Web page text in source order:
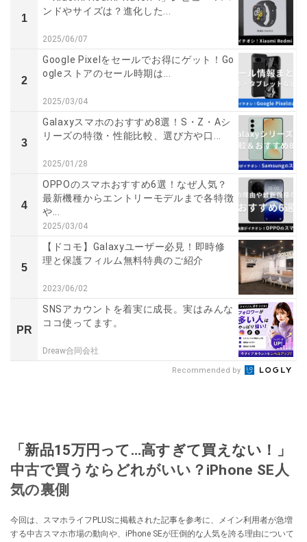
1
ンドやサイズは？進化した...
2025/06/07
2
Google Pixelをセールでお得にゲット！Go
ogleストアのセール時期は...
2025/03/04
3
Galaxyスマホのおすすめ8選！S・Z・Aシ
リーズの特徴・性能比較、選び方や口...
2025/01/28
4
OPPOのスマホおすすめ6選！なぜ人気？
最新機種からエントリーモデルまで各特徴
や...
2025/03/04
5
【ドコモ】Galaxyユーザー必見！即時修
理と保護フィルム無料特典のご紹介
2023/06/02
PR
SNSアカウントを着実に成長。実はみんな
ココ使ってます。
Dreaw合同会社
Recommended by
「新品15万円って…高すぎて買えない！」
中古で買うならどれがいい？iPhone SE人
気の裏側
今回は、スマホライフPLUSに掲載された記事を参考に、メイン利用者が急増
する中古スマホ市場の動向や、iPhone SEが圧倒的な人気を誇る理由について